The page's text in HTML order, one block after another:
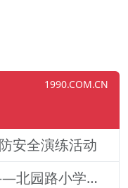
1990.COM.CN
安全演练活动
活力满校园，健康伴成长——北园路小学一二年级体质训练纪实